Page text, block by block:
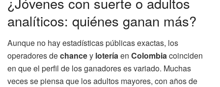
analíticos: quiénes ganan más?
Aunque no hay estadísticas públicas exactas, los
operadores dechancey loteríaen Colombiacoinciden
en que el perfil de los ganadores es variado. Muchas
veces se piensa que los adultos mayores, con años de